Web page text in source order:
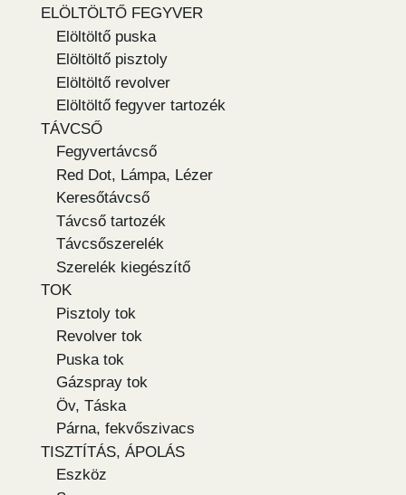
ELÖLTÖLTŐ FEGYVER
Elöltöltő puska
Elöltöltő pisztoly
Elöltöltő revolver
Elöltöltő fegyver tartozék
TÁVCSŐ
Fegyvertávcső
Red Dot, Lámpa, Lézer
Keresőtávcső
Távcső tartozék
Távcsőszerelék
Szerelék kiegészítő
TOK
Pisztoly tok
Revolver tok
Puska tok
Gázspray tok
Öv, Táska
Párna, fekvőszivacs
TISZTÍTÁS, ÁPOLÁS
Eszköz